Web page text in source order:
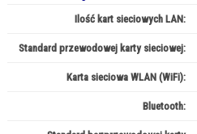
Ilość kart sieciowych LAN:
Standard przewodowej karty sieciowej:
Karta sieciowa WLAN (WiFi):
Bluetooth: